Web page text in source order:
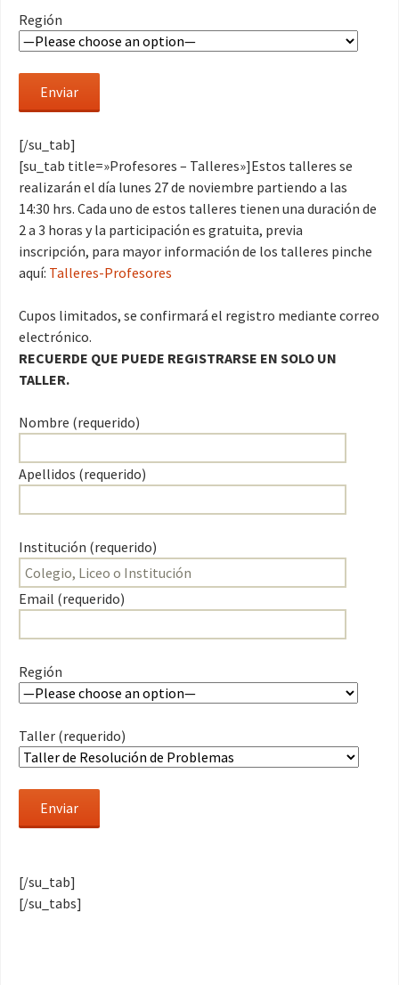
Región
[/su_tab]
[su_tab title=»Profesores – Talleres»]Estos talleres se
realizarán el día lunes 27 de noviembre partiendo a las
14:30 hrs. Cada uno de estos talleres tienen una duración de
2 a 3 horas y la participación es gratuita, previa
inscripción, para mayor información de los talleres pinche
aquí: Talleres-Profesores
Cupos limitados, se confirmará el registro mediante correo
electrónico.
RECUERDE QUE PUEDE REGISTRARSE EN SOLO UN
TALLER.
Nombre (requerido)
Apellidos (requerido)
Institución (requerido)
Email (requerido)
Región
Taller (requerido)
[/su_tab]
[/su_tabs]